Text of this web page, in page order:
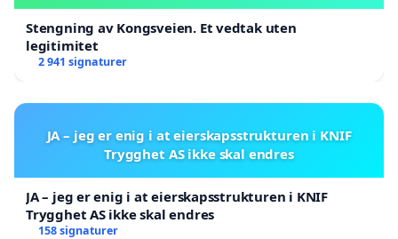
Stengning av Kongsveien. Et vedtak uten
legitimitet
2 941 signaturer
JA – jeg er enig i at eierskapsstrukturen i KNIF
Trygghet AS ikke skal endres
JA – jeg er enig i at eierskapsstrukturen i KNIF
Trygghet AS ikke skal endres
158 signaturer